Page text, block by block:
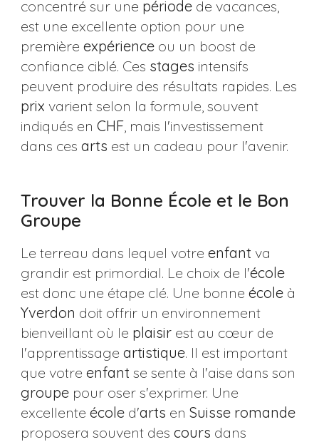
concentré sur une périodede vacances,
est une excellente option pour une
première expérienceou un boost de
confiance ciblé. Ces stages intensifs
peuvent produire des résultats rapides. Les
prix varient selon la formule, souvent
indiqués en CHF, mais l'investissement
dans ces arts est un cadeau pour l'avenir.
Trouver la Bonne École et le Bon
Groupe
Le terreau dans lequel votre enfant va
grandir est primordial. Le choix de l'école
est donc une étape clé. Une bonne écoleà
Yverdon doit offrir un environnement
bienveillant où le plaisirest au cœur de
l'apprentissage artistique. Il est important
que votre enfant se sente à l'aise dans son
groupepour oser s'exprimer. Une
excellente écoled'arts en Suisse romande
proposera souvent des cours dans